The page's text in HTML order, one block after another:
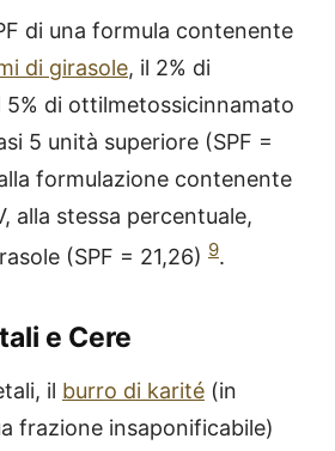
di una formula contenente
di girasole, il 2% di
5% di ottilmetossicinnamato
5 unità superiore (SPF =
formulazione contenente
alla stessa percentuale,
(SPF = 21,26) 9.
e Cere
il burro di karité (in
frazione insaponificabile)